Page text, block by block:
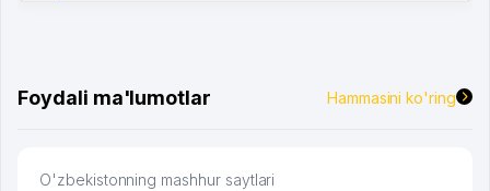
Foydali ma'lumotlar Hammasini ko'ring
O'zbekistonning mashhur saytlari